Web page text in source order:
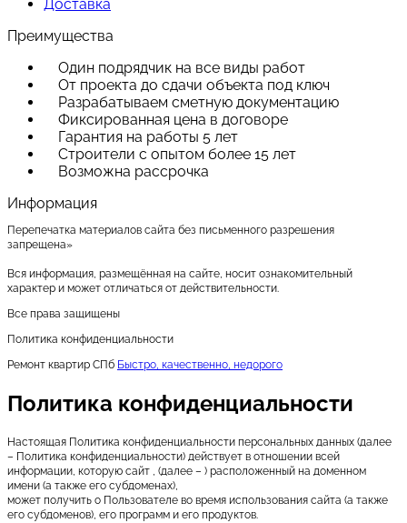
Доставка
Преимущества
Один подрядчик на все виды работ
От проекта до сдачи объекта под ключ
Разрабатываем сметную документацию
Фиксированная цена в договоре
Гарантия на работы 5 лет
Строители с опытом более 15 лет
Возможна рассрочка
Информация
Перепечатка материалов сайта без письменного разрешения
запрещена»
Вся информация, размещённая на сайте, носит ознакомительный
характер и может отличаться от действительности.
Все права защищены
Политика конфиденциальности
Ремонт квартир СПб Быстро, качественно, недорого
Политика конфиденциальности
Настоящая Политика конфиденциальности персональных данных (далее
– Политика конфиденциальности) действует в отношении всей
информации, которую сайт , (далее – ) расположенный на доменном
имени (а также его субдоменах),
может получить о Пользователе во время использования сайта (а также
его субдоменов), его программ и его продуктов.